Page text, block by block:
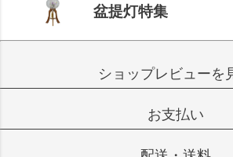
盆提灯特集
ショップレビューを
お支払い